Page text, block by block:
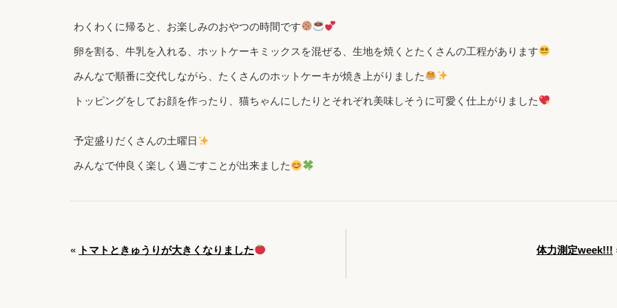
わくわくに帰ると、お楽しみのおやつの時間です
卵を割る、牛乳を入れる、ホットケーキミックスを混ぜる、生地を焼くとたくさんの工程があります
みんなで順番に交代しながら、たくさんのホットケーキが焼き上がりました
トッピングをしてお顔を作ったり、猫ちゃんにしたりとそれぞれ美味しそうに可愛く仕上がりました
予定盛りだくさんの土曜日
みんなで仲良く楽しく過ごすことが出来ました
« トマトときゅうりが大きくなりました 体力測定week!!!